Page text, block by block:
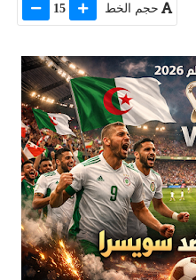
حجم الخط 15